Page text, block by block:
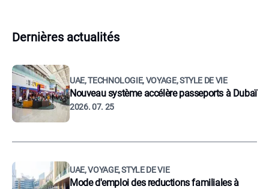
Dernières actualités
UAE, TECHNOLOGIE, VOYAGE, STYLE DE VIE
Nouveau système accélère passeports à Dubaï
2026. 07. 25
UAE, VOYAGE, STYLE DE VIE
Mode d'emploi des reductions familiales à